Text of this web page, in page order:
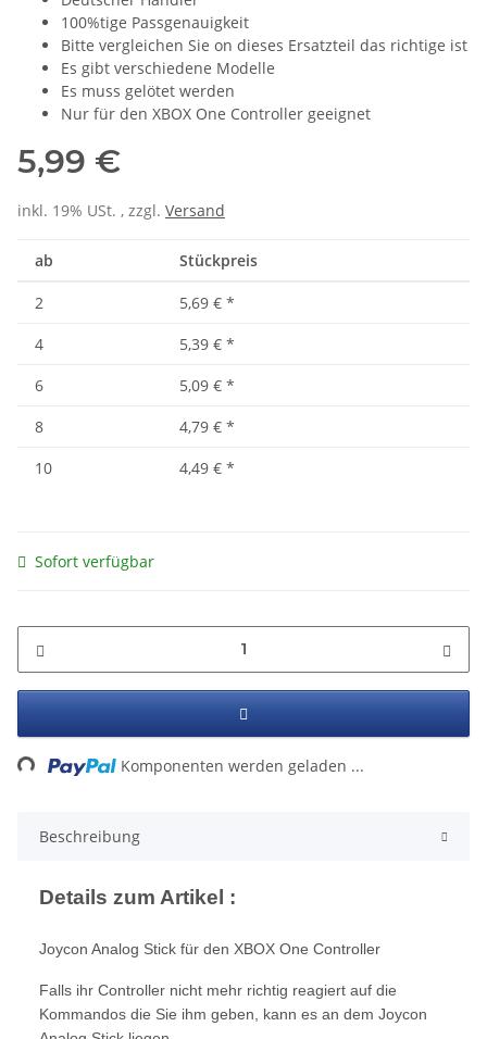
100%tige Passgenauigkeit
Bitte vergleichen Sie on dieses Ersatzteil das richtige ist
Es gibt verschiedene Modelle
Es muss gelötet werden
Nur für den XBOX One Controller geeignet
5,99 €
inkl. 19% USt. , zzgl. Versand
ab Stückpreis
2 5,69 € *
4
5,39 € *
6
5,09 € *
8
4,79 € *
10
4,49 € *
Sofort verfügbar
Loading... Komponenten werden geladen ...
Beschreibung
Details zum Artikel :
Joycon Analog Stick für den XBOX One Controller
Falls ihr Controller nicht mehr richtig reagiert auf die
Kommandos die Sie ihm geben, kann es an dem Joycon